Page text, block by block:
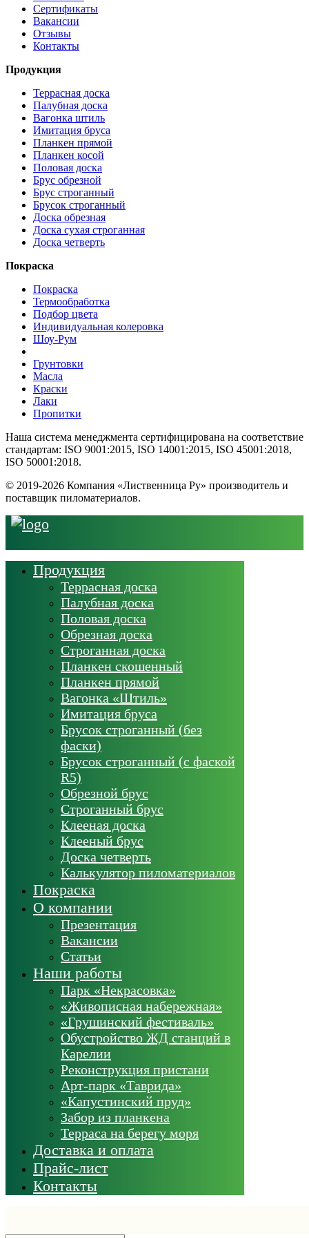
Сертификаты
Вакансии
Отзывы
Контакты
Продукция
Террасная доска
Палубная доска
Вагонка штиль
Имитация бруса
Планкен прямой
Планкен косой
Половая доска
Брус обрезной
Брус строганный
Брусок строганный
Доска обрезная
Доска сухая строганная
Доска четверть
Покраска
Покраска
Термообработка
Подбор цвета
Индивидуальная колеровка
Шоу-Рум
Грунтовки
Масла
Краски
Лаки
Пропитки
Наша система менеджмента сертифицирована на соответствие
стандартам: ISO 9001:2015, ISO 14001:2015, ISO 45001:2018,
ISO 50001:2018.
© 2019-2026 Компания «Лиственница Ру» производитель и
поставщик пиломатериалов.
Продукция
Террасная доска
Палубная доска
Половая доска
Обрезная доска
Строганная доска
Планкен скошенный
Планкен прямой
Вагонка «Штиль»
Имитация бруса
Брусок строганный (без
фаски)
Брусок строганный (с фаской
R5)
Обрезной брус
Строганный брус
Клееная доска
Клееный брус
Доска четверть
Калькулятор пиломатериалов
Покраска
О компании
Презентация
Вакансии
Статьи
Наши работы
Парк «Некрасовка»
«Живописная набережная»
«Грушинский фестиваль»
Обустройство ЖД станций в
Карелии
Реконструкция пристани
Арт-парк «Таврида»
«Капустинский пруд»
Забор из планкена
Терраса на берегу моря
Доставка и оплата
Прайс-лист
Контакты